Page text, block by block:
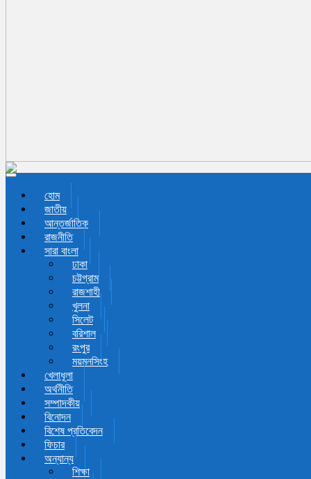
Toggle navigation
হোম
জাতীয়
আন্তর্জাতিক
রাজনীতি
সারা বাংলা
ঢাকা
চট্টগ্রাম
রাজশাহী
খুলনা
সিলেট
বরিশাল
রংপুর
ময়মনসিংহ
খেলাধূলা
অর্থনীতি
সম্পাদকীয়
বিনোদন
বিশেষ প্রতিবেদন
ফিচার
অন্যান্য
শিক্ষা